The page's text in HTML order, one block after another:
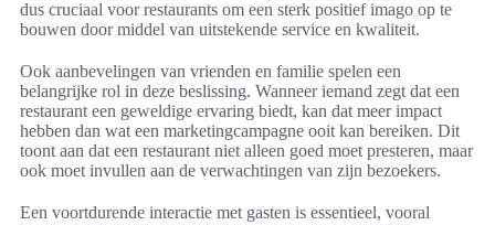
dus cruciaal voor restaurants om een sterk positief imago op te
bouwen door middel van uitstekende service en kwaliteit.
Ook aanbevelingen van vrienden en familie spelen een
belangrijke rol in deze beslissing. Wanneer iemand zegt dat een
restaurant een geweldige ervaring biedt, kan dat meer impact
hebben dan wat een marketingcampagne ooit kan bereiken. Dit
toont aan dat een restaurant niet alleen goed moet presteren, maar
ook moet invullen aan de verwachtingen van zijn bezoekers.
Een voortdurende interactie met gasten is essentieel, vooral